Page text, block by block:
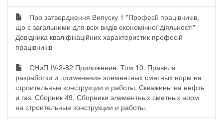
Про затвердження Випуску 1 "Професії працівників,
що є загальними для всіх видів економічної діяльності"
Довідника кваліфікаційних характеристик професій
працівників
СНиП IV-2-82 Приложение. Том 10. Правила
разработки и применения элементных сметных норм на
строительные конструкции и работы. Скважины на нефть
и газ. Сборник 49. Сборники элементных сметных норм
на строительные конструкции и работы.